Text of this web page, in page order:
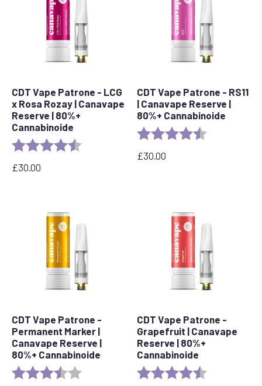
CDT Vape Patrone - LCG
x Rosa Rozay | Canavape
Reserve | 80%+
Cannabinoide
Bewertung: 4,6 von 5 Sternen
£30.00
CDT Vape Patrone - RS11
| Canavape Reserve |
80%+ Cannabinoide
Bewertung:
£30.00
CDT Vape Patrone -
Permanent Marker |
Canavape Reserve |
80%+ Cannabinoide
Bewertung: 3.7 out of 5 stars
CDT Vape Patrone -
Grapefruit | Canavape
Reserve | 80%+
Cannabinoide
Bewertung: